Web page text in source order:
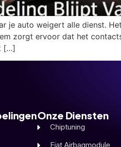
je auto weigert alle dienst.
zorgt ervoor dat het
[…]
Onze Diensten
Chiptuning
Fiat Airbagmodule